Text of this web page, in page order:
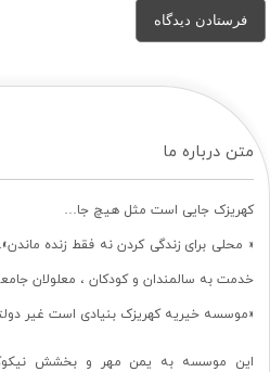
متن درباره ما
کهریزک جایی است مثل هیچ جا…
« محلی برای زندگی کردن نه فقط زنده
خدمت به سالمندان و کودکان ، معلولان
«موسسه خیریه کهریزک بنیادی است غیر
این موسسه به یمن مهر و بخشش